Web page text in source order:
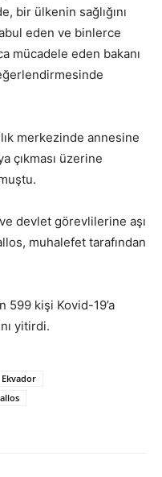
bir ülkenin sağlığını
eden ve binlerce
mücadele eden bakanı
merkezinde annesine
çıkması üzerine
devlet görevlilerine aşı
muhalefet tarafından
599 kişi Kovid-19’a
yitirdi.
Ekvador